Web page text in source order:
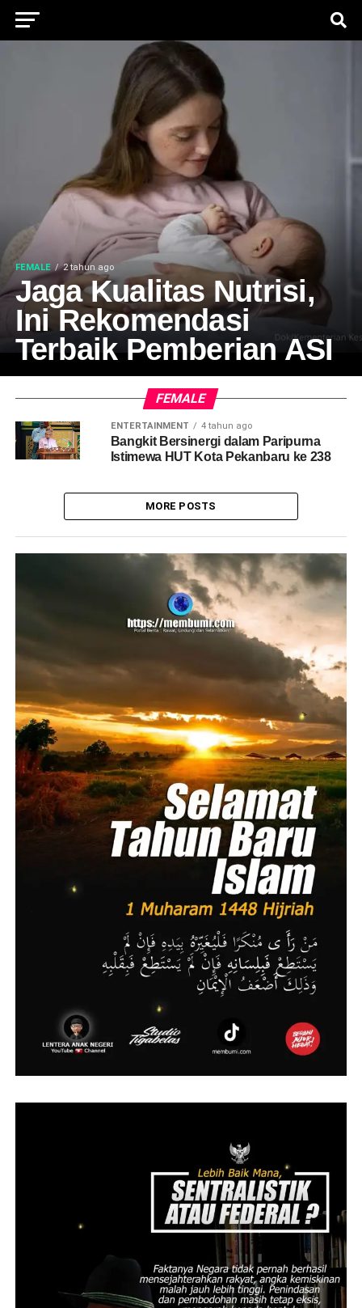
FEMALE 2 tahun ago
Jaga Kualitas Nutrisi,
Ini Rekomendasi
Terbaik Pemberian ASI
FEMALE
ENTERTAINMENT 4 tahun ago
Bangkit Bersinergi dalam Paripurna
Istimewa HUT Kota Pekanbaru ke 238
MORE POSTS